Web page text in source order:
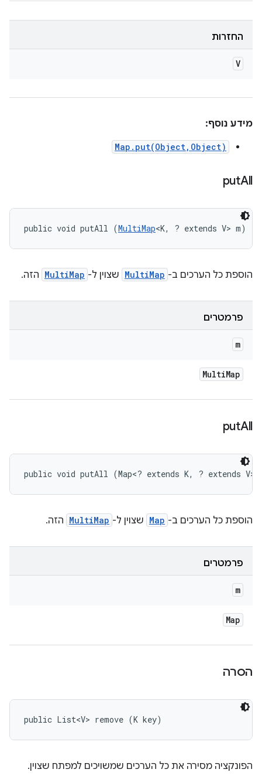
החזרות
V
מידע נוסף:
Map.put(Object,Object)
putAll
public void putAll (MultiMap<K, ? extends V> m)
הוספת כל הערכים ב- MultiMap שצוין ל- MultiMap הזה.
פרמטרים
m
MultiMap
putAll
public void putAll (Map<? extends K, ? extends V>
הוספת כל הערכים ב- Map שצוין ל- MultiMap הזה.
פרמטרים
m
Map
הסרה
public List<V> remove (K key)
הפונקציה מסירה את כל הערכים שמשויכים למפתח שצוין.